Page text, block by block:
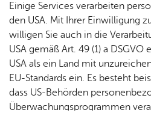
Neue Per­spek­ti­ven–
halb des Klas­sen­zim­mers
Neue Mög­lich­kei­ten–
prak­ti­sche
Zu­sam­men­halt–
nah­men, die be­geis­tern
Einige Services verarbeiten
den USA. Mit Ihrer Einwilligung
willigen Sie auch in die
USA gemäß Art. 49 (1) a DSGVO
USA als ein Land mit
EU-Standards ein. Es besteht
dass US-Behörden
Überwachungsprogrammen